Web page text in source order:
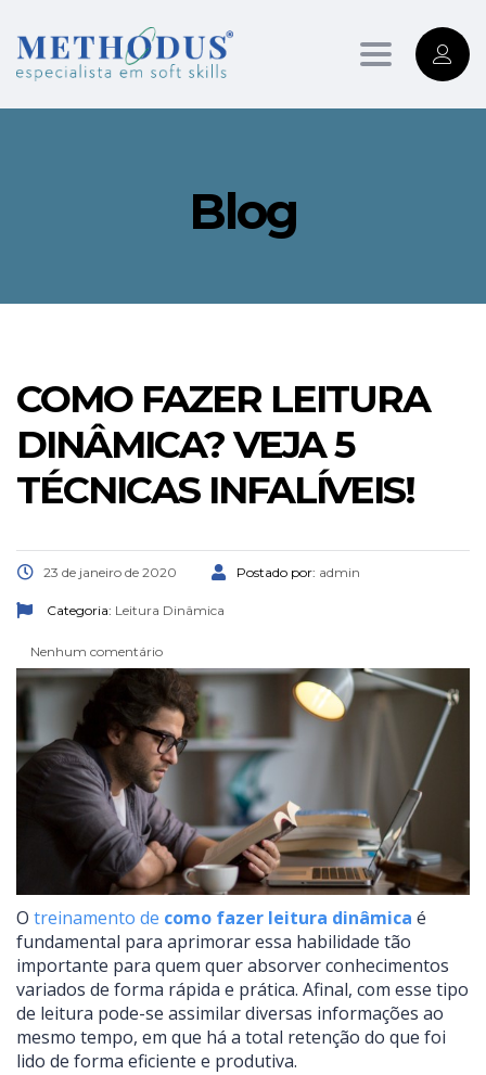
Toggle
Blog
COMO FAZER LEITURA
DINÂMICA? VEJA 5
TÉCNICAS INFALÍVEIS!
23 de janeiro de 2020 Postado por: admin
Categoria: Leitura Dinâmica
Nenhum comentário
O treinamento de como fazer leitura dinâmica é
fundamental para aprimorar essa habilidade tão
importante para quem quer absorver conhecimentos
variados de forma rápida e prática. Afinal, com esse tipo
de leitura pode-se assimilar diversas informações ao
mesmo tempo, em que há a total retenção do que foi
lido de forma eficiente e produtiva.